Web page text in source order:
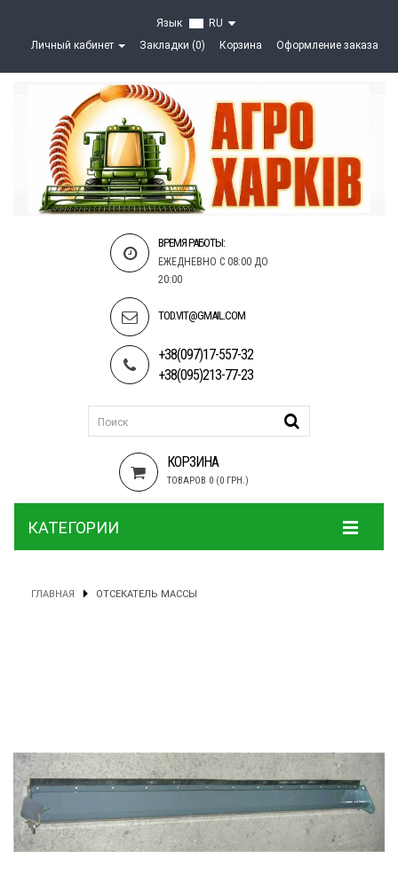
Язык
RU
Личный кабинет
Закладки (0) Корзина Оформление заказа
ВРЕМЯ РАБОТЫ:
ЕЖЕДНЕВНО С 08:00 ДО
20:00
TOD.VIT@GMAIL.COM
+38(097)17-557-32
+38(095)213-77-23
КОРЗИНА
ТОВАРОВ 0 (0 ГРН.)
КАТЕГОРИИ
ГЛАВНАЯ ОТСЕКАТЕЛЬ МАССЫ